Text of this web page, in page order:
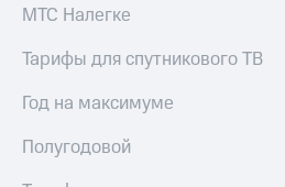
Реквизиты
развитие
На главную
МТС Налегке
Тарифы для спутникового ТВ
Год на максимуме
Полугодовой